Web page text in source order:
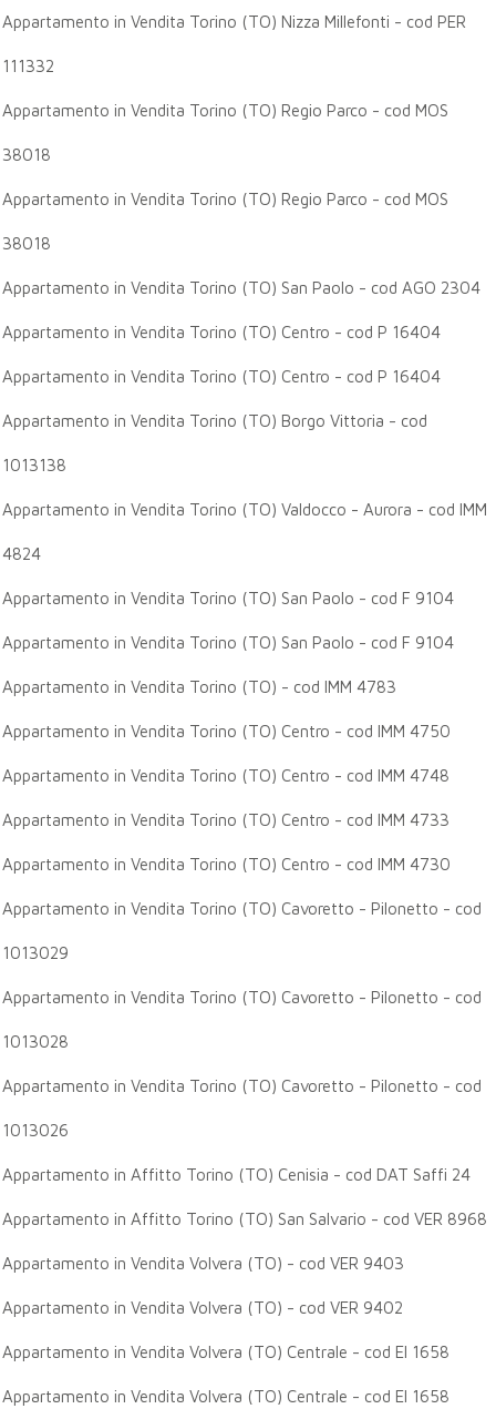
Appartamento in Vendita Torino (TO) Nizza Millefonti - cod PER
111332
Appartamento in Vendita Torino (TO) Regio Parco - cod MOS
38018
Appartamento in Vendita Torino (TO) Regio Parco - cod MOS
38018
Appartamento in Vendita Torino (TO) San Paolo - cod AGO 2304
Appartamento in Vendita Torino (TO) Centro - cod P 16404
Appartamento in Vendita Torino (TO) Centro - cod P 16404
Appartamento in Vendita Torino (TO) Borgo Vittoria - cod
1013138
Appartamento in Vendita Torino (TO) Valdocco - Aurora - cod IMM
4824
Appartamento in Vendita Torino (TO) San Paolo - cod F 9104
Appartamento in Vendita Torino (TO) San Paolo - cod F 9104
Appartamento in Vendita Torino (TO) - cod IMM 4783
Appartamento in Vendita Torino (TO) Centro - cod IMM 4750
Appartamento in Vendita Torino (TO) Centro - cod IMM 4748
Appartamento in Vendita Torino (TO) Centro - cod IMM 4733
Appartamento in Vendita Torino (TO) Centro - cod IMM 4730
Appartamento in Vendita Torino (TO) Cavoretto - Pilonetto - cod
1013029
Appartamento in Vendita Torino (TO) Cavoretto - Pilonetto - cod
1013028
Appartamento in Vendita Torino (TO) Cavoretto - Pilonetto - cod
1013026
Appartamento in Affitto Torino (TO) Cenisia - cod DAT Saffi 24
Appartamento in Affitto Torino (TO) San Salvario - cod VER 8968
Appartamento in Vendita Volvera (TO) - cod VER 9403
Appartamento in Vendita Volvera (TO) - cod VER 9402
Appartamento in Vendita Volvera (TO) Centrale - cod EI 1658
Appartamento in Vendita Volvera (TO) Centrale - cod EI 1658